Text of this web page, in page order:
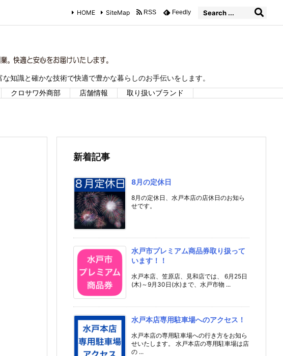
知識と確かな技術で快適で豊かな暮らしのお手伝いをします。
クロサワ外商部 店舗情報 取り扱いブランド
HOME SiteMap RSS Feedly
新着記事
8月の定休日
8月の定休日、水戸本店の店休日のお知ら
せです。
水戸市プレミアム商品券取り扱って
います！！
水戸本店、笠原店、見和店では、 6月25日
(木)～9月30日(水)まで、水戸市物 ...
水戸本店専用駐車場へのアクセス！
水戸本店の専用駐車場への行き方をお知ら
せいたします。 水戸本店の専用駐車場は店
の ...